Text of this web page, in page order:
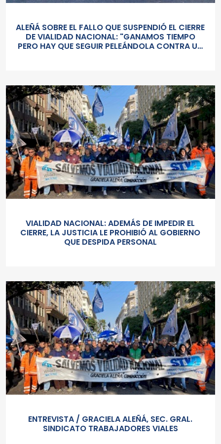
ALEÑÁ SOBRE EL FALLO QUE SUSPENDIÓ EL CIERRE
DE VIALIDAD NACIONAL: "GANAMOS TIEMPO
PERO HAY QUE SEGUIR PELEÁNDOLA CONTRA UN
VIALIDAD NACIONAL: ADEMÁS DE IMPEDIR EL
CIERRE, LA JUSTICIA LE PROHIBIÓ AL GOBIERNO
QUE DESPIDA PERSONAL
ENTREVISTA / GRACIELA ALEÑÁ, SEC. GRAL.
SINDICATO TRABAJADORES VIALES